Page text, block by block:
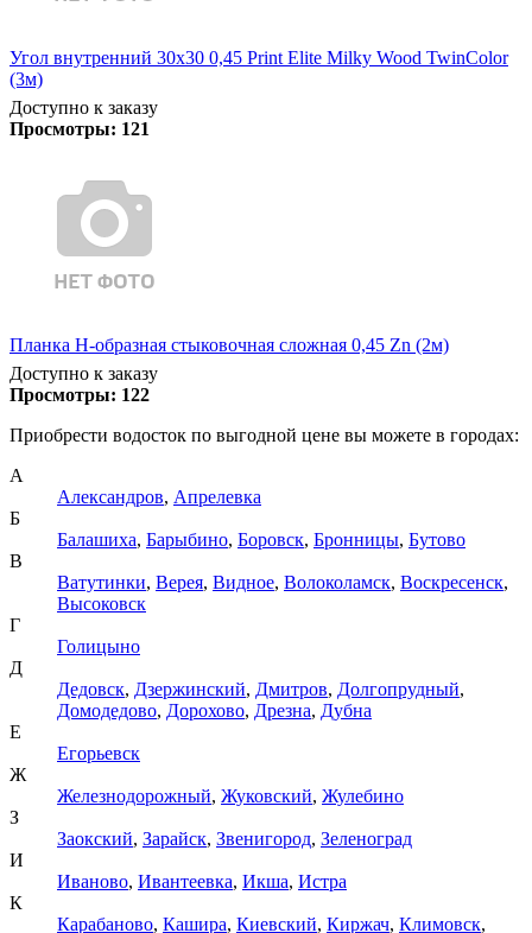
Угол внутренний 30х30 0,45 Print Elite Milky Wood TwinColor
(3м)
Доступно к заказу
Просмотры: 121
Планка Н-образная стыковочная сложная 0,45 Zn (2м)
Доступно к заказу
Просмотры: 122
Приобрести водосток по выгодной цене вы можете в городах:
А
Александров, Апрелевка
Б
Балашиха, Барыбино, Боровск, Бронницы, Бутово
В
Ватутинки, Верея, Видное, Волоколамск, Воскресенск,
Высоковск
Г
Голицыно
Д
Дедовск, Дзержинский, Дмитров, Долгопрудный,
Домодедово, Дорохово, Дрезна, Дубна
Е
Егорьевск
Ж
Железнодорожный, Жуковский, Жулебино
З
Заокский, Зарайск, Звенигород, Зеленоград
И
Иваново, Ивантеевка, Икша, Истра
К
Карабаново, Кашира, Киевский, Киржач, Климовск,